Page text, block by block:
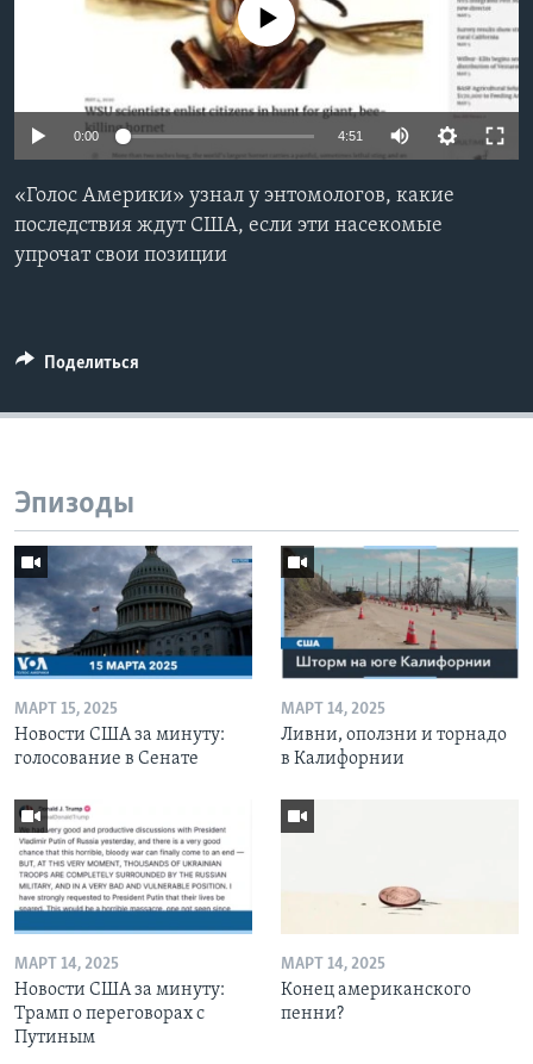
СОЦИАЛЬНЫЕ СЕТИ
Языки
No media source currently available
0:00 4:51
«Голос Америки» узнал у энтомологов, какие
последствия ждут США, если эти насекомые
упрочат свои позиции
Поделиться
Эпизоды
МАРТ 15, 2025
Новости США за минуту:
голосование в Сенате
МАРТ 14, 2025
Ливни, оползни и торнадо
в Калифорнии
МАРТ 14, 2025
Новости США за минуту:
Трамп о переговорах с
Путиным
МАРТ 14, 2025
Конец американского
пенни?